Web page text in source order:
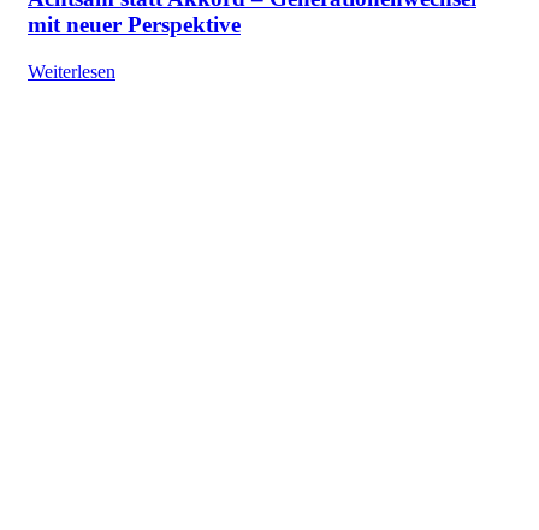
mit neuer Perspektive
Weiterlesen